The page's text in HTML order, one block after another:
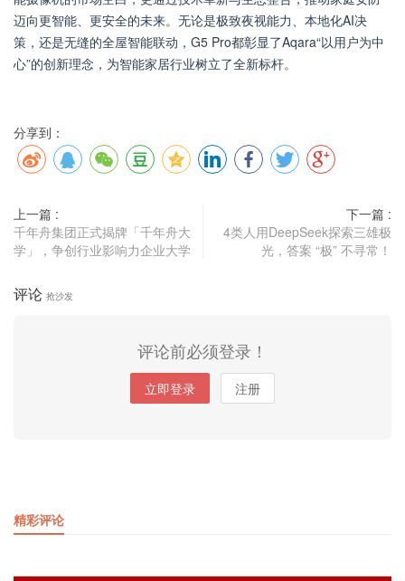
迈向更智能、更安全的未来。无论是极致夜视能力、本地化AI决
策，还是无缝的全屋智能联动，G5 Pro都彰显了Aqara“以用户为中
心”的创新理念，为智能家居行业树立了全新标杆。
分享到：
上一篇 :
千年舟集团正式揭牌「千年舟大
学」，争创行业影响力企业大学
下一篇 :
4类人用DeepSeek探索三雄极
光，答案 “极” 不寻常！
评论 抢沙发
评论前必须登录！
立即登录 注册
精彩评论